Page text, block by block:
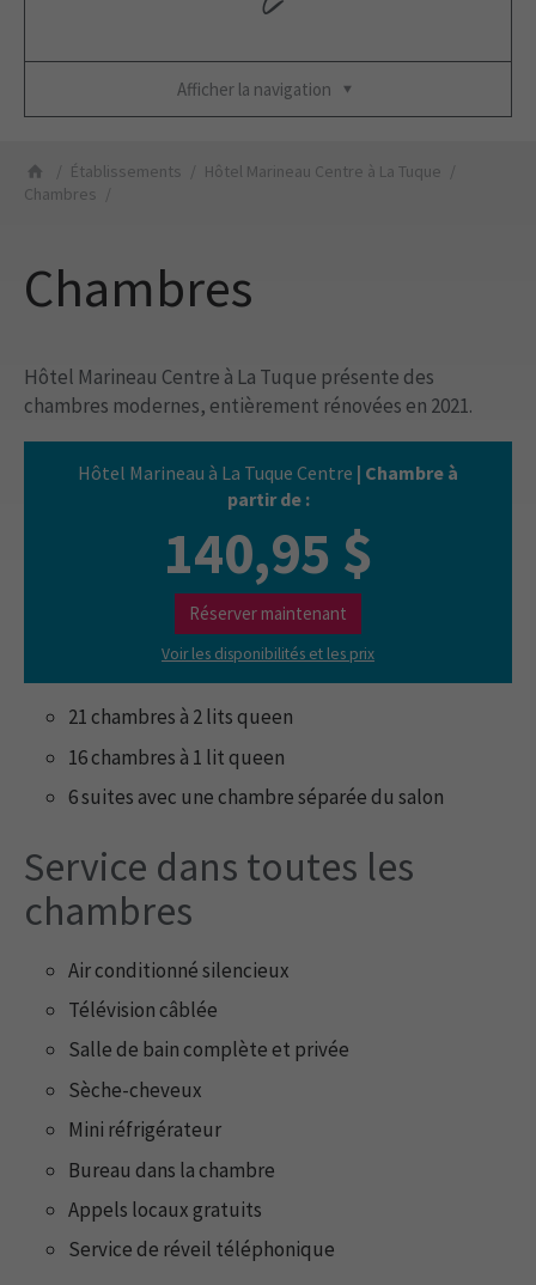
Afficher la navigation
Établissements
Hôtel Marineau Centre à La Tuque
Chambres
Chambres
Hôtel Marineau Centre à La Tuque présente des
chambres modernes, entièrement rénovées en 2021.
Hôtel Marineau à La Tuque Centre Chambre à
partir de :
140,95 $
Réserver maintenant
Voir les disponibilités et les prix
21 chambres à 2 lits queen
16 chambres à 1 lit queen
6 suites avec une chambre séparée du salon
Service dans toutes les
chambres
Air conditionné silencieux
Télévision câblée
Salle de bain complète et privée
Sèche-cheveux
Mini réfrigérateur
Bureau dans la chambre
Appels locaux gratuits
Service de réveil téléphonique